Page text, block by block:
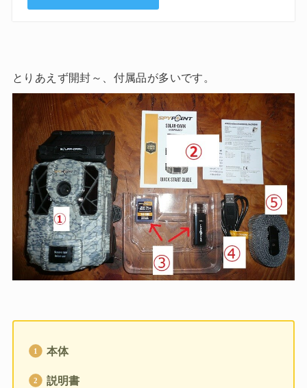
とりあえず開封～、付属品が多いです。
本体
説明書